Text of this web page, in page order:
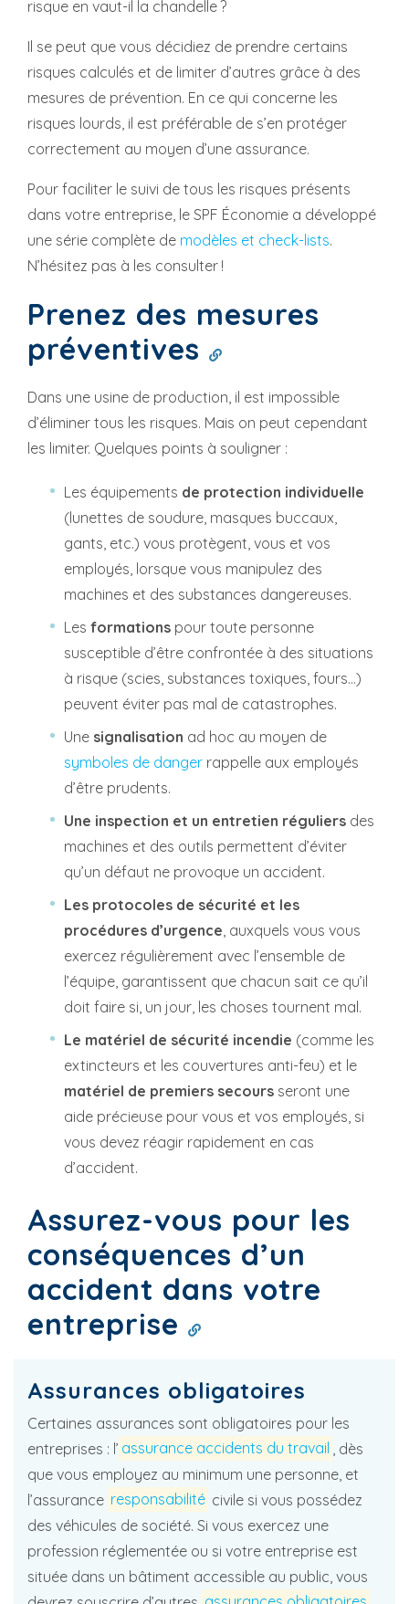
risque en vaut-il la chandelle ?
Il se peut que vous décidiez de prendre certains
risques calculés et de limiter d’autres grâce à des
mesures de prévention. En ce qui concerne les
risques lourds, il est préférable de s’en protéger
correctement au moyen d’une assurance.
Pour faciliter le suivi de tous les risques présents
dans votre entreprise, le SPF Économie a développé
une série complète de modèles et check-lists.
N’hésitez pas à les consulter !
Prenez des mesures
préventives
Dans une usine de production, il est impossible
d’éliminer tous les risques. Mais on peut cependant
les limiter. Quelques points à souligner :
Les équipements de protection individuelle
(lunettes de soudure, masques buccaux,
gants, etc.) vous protègent, vous et vos
employés, lorsque vous manipulez des
machines et des substances dangereuses.
Les formations pour toute personne
susceptible d’être confrontée à des situations
à risque (scies, substances toxiques, fours…)
peuvent éviter pas mal de catastrophes.
Une signalisation ad hoc au moyen de
symboles de danger rappelle aux employés
d’être prudents.
Une inspection et un entretien réguliers des
machines et des outils permettent d’éviter
qu’un défaut ne provoque un accident.
Les protocoles de sécurité et les
procédures d’urgence , auxquels vous vous
exercez régulièrement avec l’ensemble de
l’équipe, garantissent que chacun sait ce qu’il
doit faire si, un jour, les choses tournent mal.
Le matériel de sécurité incendie (comme les
extincteurs et les couvertures anti-feu) et le
matériel de premiers secours seront une
aide précieuse pour vous et vos employés, si
vous devez réagir rapidement en cas
d’accident.
Assurez-vous pour les
conséquences d’un
accident dans votre
entreprise
Assurances obligatoires
Certaines assurances sont obligatoires pour les
entreprises : l’ assurance accidents du travail , dès
que vous employez au minimum une personne, et
l’assurance responsabilité civile si vous possédez
des véhicules de société. Si vous exercez une
profession réglementée ou si votre entreprise est
située dans un bâtiment accessible au public, vous